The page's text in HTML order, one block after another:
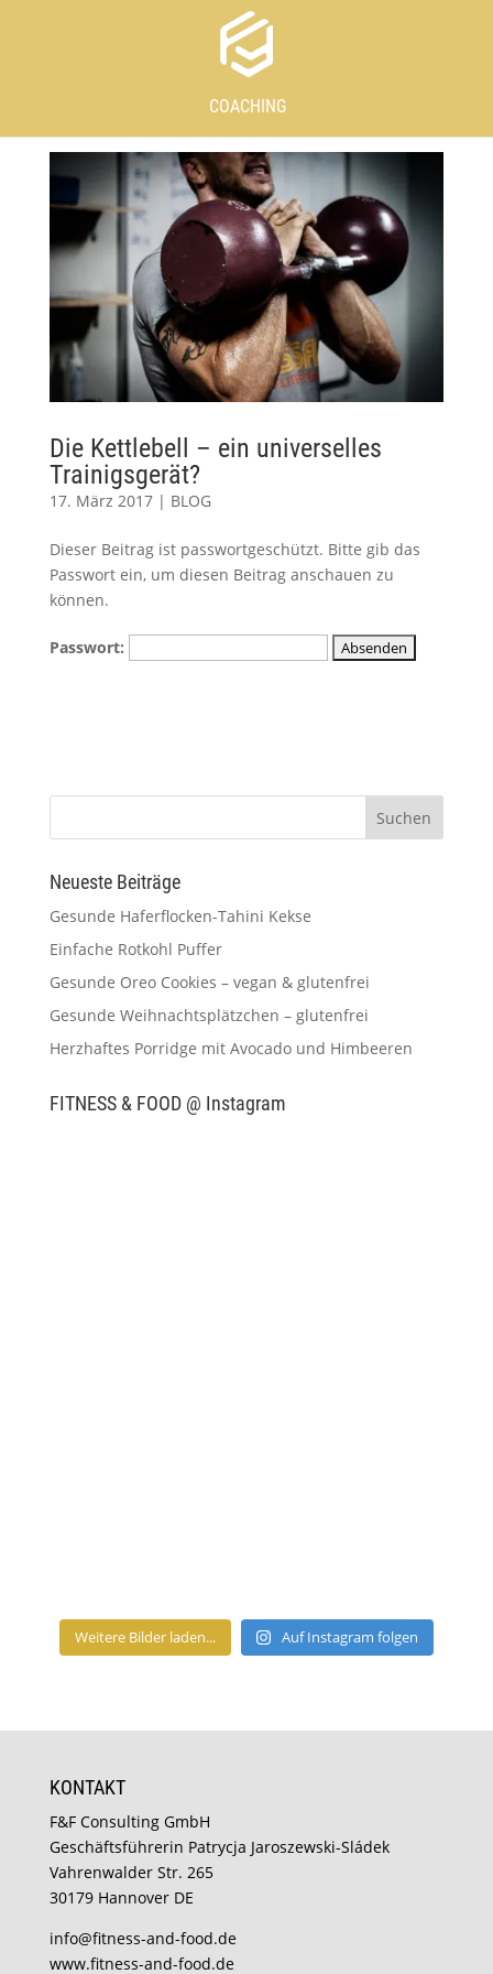
COACHING
Die Kettlebell – ein universelles
Trainigsgerät?
17. März 2017| BLOG
Dieser Beitrag ist passwortgeschützt. Bitte gib das
Passwort ein, um diesen Beitrag anschauen zu
können.
Passwort:
Neueste Beiträge
Gesunde Haferflocken-Tahini Kekse
Einfache Rotkohl Puffer
Gesunde Oreo Cookies – vegan & glutenfrei
Gesunde Weihnachtsplätzchen – glutenfrei
Herzhaftes Porridge mit Avocado und Himbeeren
FITNESS & FOOD @ Instagram
Weitere Bilder laden... Auf Instagram folgen
KONTAKT
F&F Consulting GmbH
Geschäftsführerin Patrycja Jaroszewski-Sládek
Vahrenwalder Str. 265
30179 Hannover DE
info@fitness-and-food.de
www.fitness-and-food.de